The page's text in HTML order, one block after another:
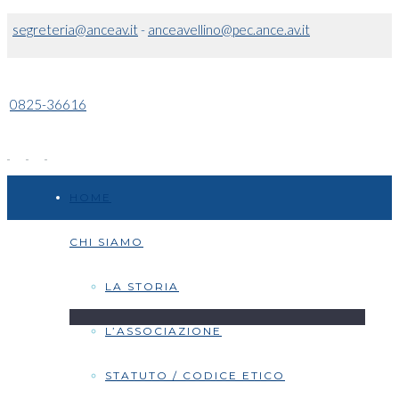
segreteria@anceav.it- anceavellino@pec.ance.av.it
0825-36616
CHI SIAMO
LA STORIA
L’ASSOCIAZIONE
STATUTO / CODICE ETICO